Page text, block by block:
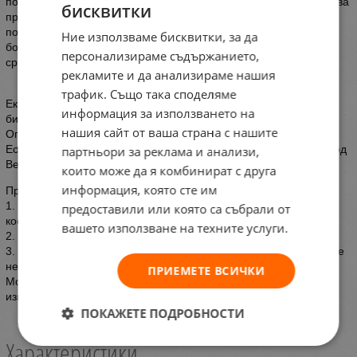
процесът на по-бърз растеж на нова коса. Бори се срещу
побеляването на косата, защитава и подсилва цвета на
боядисаната коса и елиминира вредните влияния на околната
среда.
Екологично чисти - 95% от материалите и съставките са
биоразградими
Опаковка - Производство на опаковки, щадящи CO2
Естествени и био съставки - 95% съставки с естествен произход
Веган - без използване на животински съставки
Приложение:
1. Нанесете равномерно върху мокра коса, измийте скалпа и
косата
2. Оставете да действа 3 до 5 минути.
3. След това изплакнете обилно, като повторите процеса, ако е
необходимо.
Можете да увеличите ефективността на шампоана, като
използвате маска от същата гама.
бисквитки
Ние използваме бисквитки, за да
персонализираме съдържанието,
рекламите и да анализираме нашия
трафик. Също така споделяме
информация за използването на
нашия сайт от ваша страна с нашите
партньори за реклама и анализи,
които може да я комбинират с друга
информация, която сте им
предоставили или която са събрали от
вашето използване на техните услуги.
ПРИЕМЕТЕ ВСИЧКИ
ПОКАЖЕТЕ ПОДРОБНОСТИ